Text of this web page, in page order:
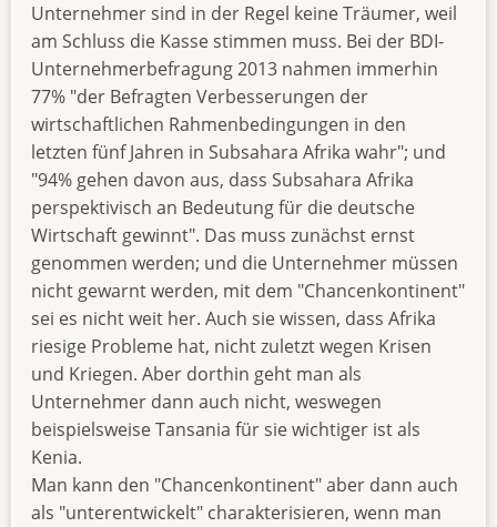
Unternehmer sind in der Regel keine Träumer, weil
am Schluss die Kasse stimmen muss. Bei der BDI-
Unternehmerbefragung 2013 nahmen immerhin
77% "der Befragten Verbesserungen der
wirtschaftlichen Rahmenbedingungen in den
letzten fünf Jahren in Subsahara Afrika wahr"; und
"94% gehen davon aus, dass Subsahara Afrika
perspektivisch an Bedeutung für die deutsche
Wirtschaft gewinnt". Das muss zunächst ernst
genommen werden; und die Unternehmer müssen
nicht gewarnt werden, mit dem "Chancenkontinent"
sei es nicht weit her. Auch sie wissen, dass Afrika
riesige Probleme hat, nicht zuletzt wegen Krisen
und Kriegen. Aber dorthin geht man als
Unternehmer dann auch nicht, weswegen
beispielsweise Tansania für sie wichtiger ist als
Kenia.
Man kann den "Chancenkontinent" aber dann auch
als "unterentwickelt" charakterisieren, wenn man